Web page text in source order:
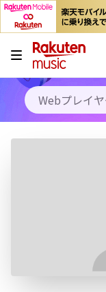
キャンペーン
料金プラン
使い方